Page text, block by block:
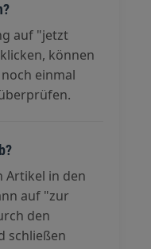
auf "jetzt
können
einmal
Artikel in den
auf "zur
den
schließen